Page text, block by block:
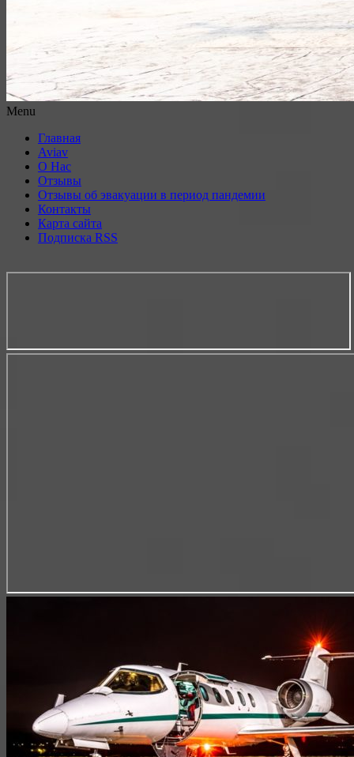
Menu
Главная
Aviav
О Нас
Отзывы
Отзывы об эвакуации в период пандемии
Контакты
Карта сайта
Подписка RSS